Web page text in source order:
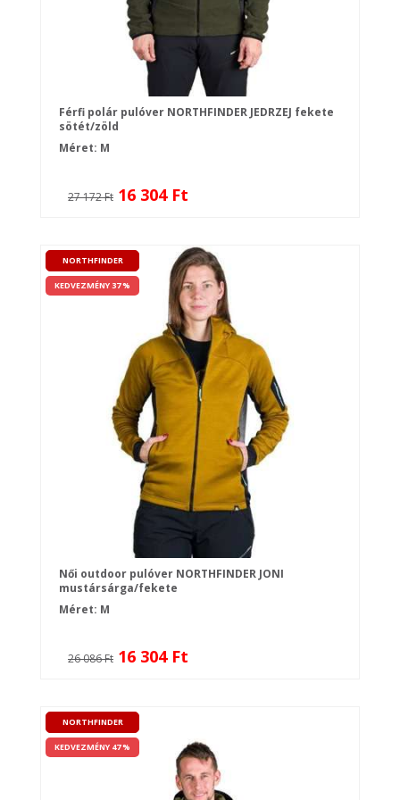
Férfi polár pulóver NORTHFINDER JEDRZEJ fekete
sötét/zöld
Méret: M
27 172 Ft 16 304 Ft
NORTHFINDER
KEDVEZMÉNY 37 %
Női outdoor pulóver NORTHFINDER JONI
mustársárga/fekete
Méret: M
26 086 Ft 16 304 Ft
NORTHFINDER
KEDVEZMÉNY 47 %